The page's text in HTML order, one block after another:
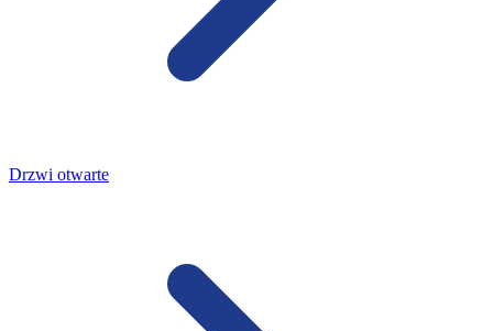
Drzwi otwarte